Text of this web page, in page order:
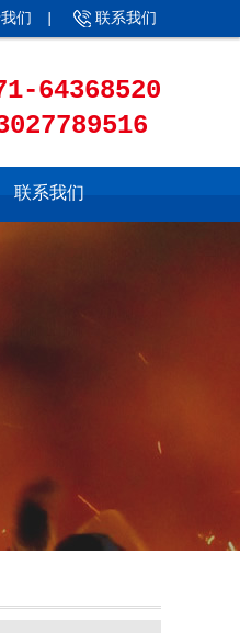
们 联系我们
64368520
联系我们